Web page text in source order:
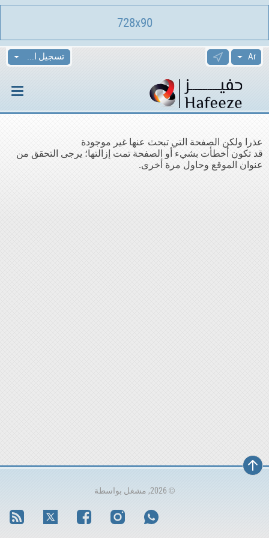
تسجيل الدخول
عذرا ولكن الصفحة التي تبحث عنها غير موجودة
قد تكون أخطأت بشيء أو الصفحة تمت إزالتها؛ يرجى التحقق من
عنوان الموقع وحاول مرة أخرى.
728x90
© 2026, مشغل بواسطة